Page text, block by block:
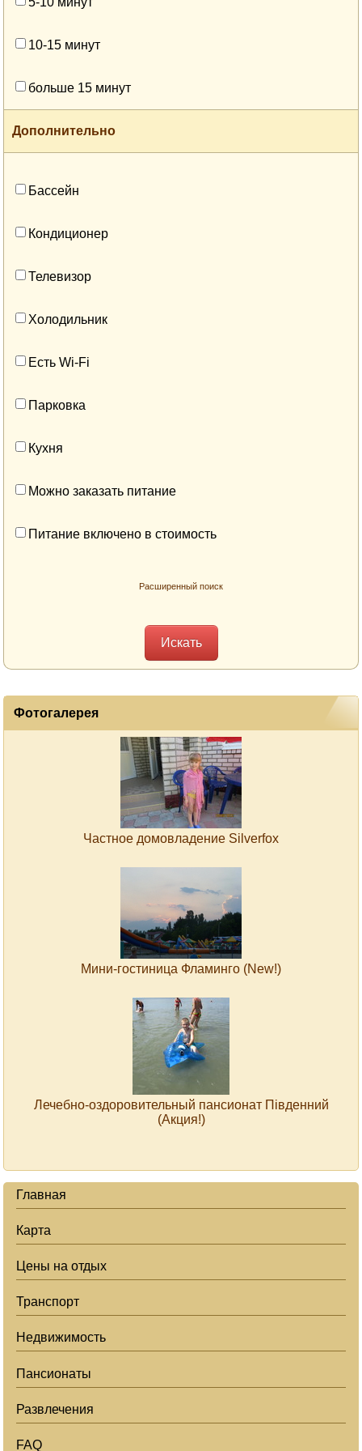
10-15 минут
больше 15 минут
Дополнительно
Бассейн
Кондиционер
Телевизор
Холодильник
Есть Wi-Fi
Парковка
Кухня
Можно заказать питание
Питание включено в стоимость
Расширенный поиск
Фотогалерея
Частное домовладение Silverfox
Мини-гостиница Фламинго (New!)
Лечебно-оздоровительный пансионат Південний
(Акция!)
Главная
Карта
Цены на отдых
Транспорт
Недвижимость
Пансионаты
Развлечения
FAQ